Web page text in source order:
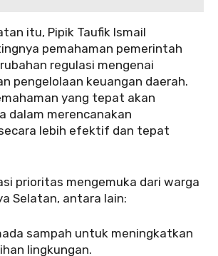
itu, Pipik Taufik Ismail
pemahaman pemerintah
regulasi mengenai
pengelolaan keuangan daerah.
yang tepat akan
dalam merencanakan
lebih efektif dan tepat
prioritas mengemuka dari warga
Selatan, antara lain:
sampah untuk meningkatkan
lingkungan.